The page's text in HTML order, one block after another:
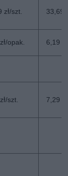
zł/szt. 33,69
opak. 6,19
szt. 7,29